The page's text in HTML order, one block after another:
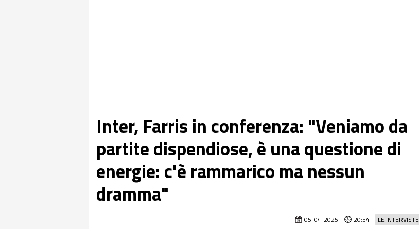
Inter, Farris in conferenza: "Veniamo da
partite dispendiose, è una questione di
energie: c'è rammarico ma nessun
dramma"
LE INTERVISTE
05-04-2025 20:54